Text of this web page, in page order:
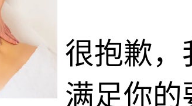
很抱歉，
满足你的